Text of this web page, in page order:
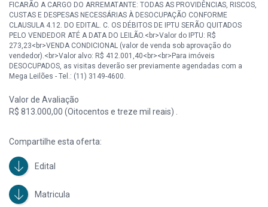
FICARÃO A CARGO DO ARREMATANTE: TODAS AS PROVIDÊNCIAS, RISCOS,
CUSTAS E DESPESAS NECESSÁRIAS À DESOCUPAÇÃO CONFORME
CLAUSULA 4.12. DO EDITAL. C. OS DÉBITOS DE IPTU SERÃO QUITADOS
PELO VENDEDOR ATÉ A DATA DO LEILÃO.<br>Valor do IPTU: R$
273,23<br>VENDA CONDICIONAL (valor de venda sob aprovação do
vendedor).<br>Valor alvo: R$ 412.001,40<br><br>Para imóveis
DESOCUPADOS, as visitas deverão ser previamente agendadas com a
Mega Leilões - Tel.: (11) 3149-4600.
Valor de Avaliação
R$ 813.000,00 (Oitocentos e treze mil reais) .
Compartilhe esta oferta:
Edital
Matricula